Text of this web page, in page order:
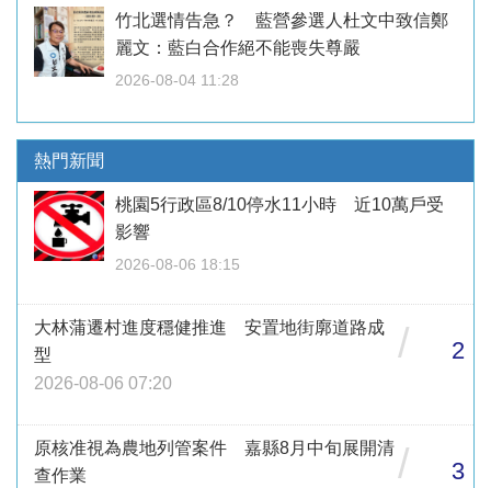
竹北選情告急？ 藍營參選人杜文中致信鄭
麗文：藍白合作絕不能喪失尊嚴
2026-08-04 11:28
熱門新聞
桃園5行政區8/10停水11小時 近10萬戶受
影響
2026-08-06 18:15
大林蒲遷村進度穩健推進 安置地街廓道路成
型
2026-08-06 07:20
/ 2
原核准視為農地列管案件 嘉縣8月中旬展開清
查作業
/ 3